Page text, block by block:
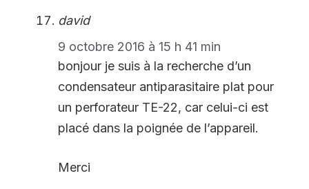
david
9 octobre 2016 à 15 h 41 min
bonjour je suis à la recherche d’un
condensateur antiparasitaire plat pour
un perforateur TE-22, car celui-ci est
placé dans la poignée de l’appareil.
Merci